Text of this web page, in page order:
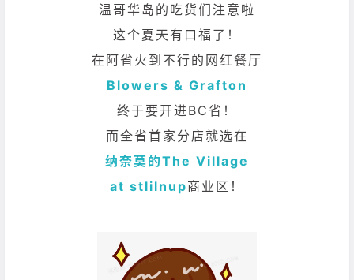
温哥华岛的吃货们注意啦
这个夏天有口福了！
在阿省火到不行的网红餐厅
Blowers & Grafton
终于要开进BC省！
而全省首家分店就选在
纳奈莫的The Village
at stlilnup商业区！